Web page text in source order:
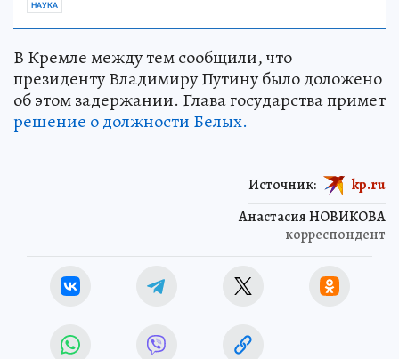
НАУКА
В Кремле между тем сообщили, что
президенту Владимиру Путину было доложено
об этом задержании. Глава государства примет
решение о должности Белых.
Анастасия НОВИКОВА
корреспондент
Источник: kp.ru